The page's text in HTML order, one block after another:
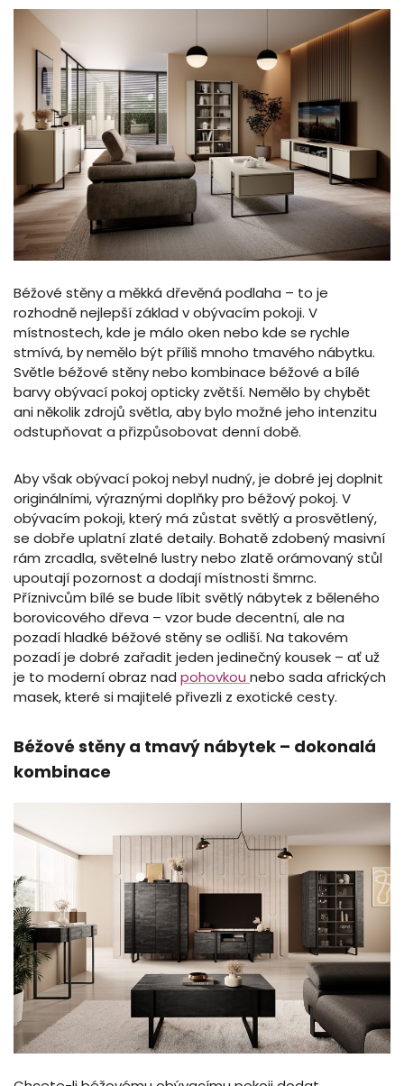
Béžové stěny a měkká dřevěná podlaha – to je
rozhodně nejlepší základ v obývacím pokoji. V
místnostech, kde je málo oken nebo kde se rychle
stmívá, by nemělo být příliš mnoho tmavého nábytku.
Světle béžové stěny nebo kombinace béžové a bílé
barvy obývací pokoj opticky zvětší. Nemělo by chybět
ani několik zdrojů světla, aby bylo možné jeho intenzitu
odstupňovat a přizpůsobovat denní době.
Aby však obývací pokoj nebyl nudný, je dobré jej doplnit
originálními, výraznými doplňky pro béžový pokoj. V
obývacím pokoji, který má zůstat světlý a prosvětlený,
se dobře uplatní zlaté detaily. Bohatě zdobený masivní
rám zrcadla, světelné lustry nebo zlatě orámovaný stůl
upoutají pozornost a dodají místnosti šmrnc.
Příznivcům bílé se bude líbit světlý nábytek z běleného
borovicového dřeva – vzor bude decentní, ale na
pozadí hladké béžové stěny se odliší. Na takovém
pozadí je dobré zařadit jeden jedinečný kousek – ať už
je to moderní obraz nad pohovkou nebo sada afrických
masek, které si majitelé přivezli z exotické cesty.
Béžové stěny a tmavý nábytek – dokonalá
kombinace